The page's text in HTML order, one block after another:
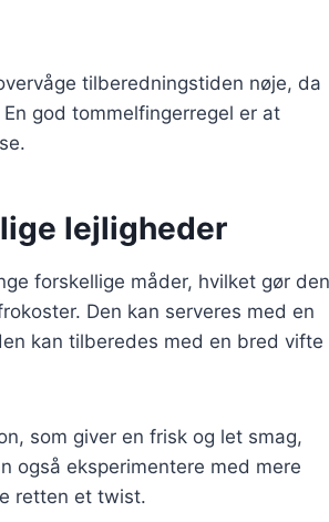
tilberedningstiden nøje, da
god tommelfingerregel er at
lejligheder
forskellige måder, hvilket gør den
Den kan serveres med en
kan tilberedes med en bred vifte
som giver en frisk og let smag,
også eksperimentere med mere
retten et twist.